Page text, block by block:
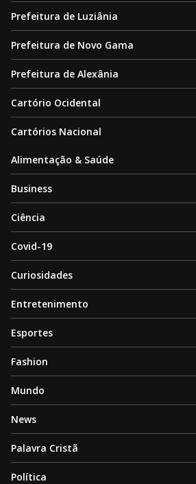
Prefeitura de Luziânia
Prefeitura de Novo Gama
Prefeitura de Alexânia
Cartório Ocidental
Cartórios Nacional
Alimentação & Saúde
Business
Ciência
Covid-19
Curiosidades
Entretenimento
Esportes
Fashion
Mundo
News
Palavra Cristã
Política